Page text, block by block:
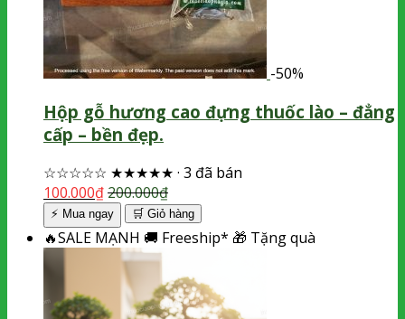
-50%
Hộp gỗ hương cao đựng thuốc lào – đẳng
cấp – bền đẹp.
☆☆☆☆☆ ★★★★★ · 3 đã bán
100.000₫200.000₫
⚡ Mua ngay 🛒 Giỏ hàng
🔥SALE MẠNH 🚚 Freeship* 🎁 Tặng quà